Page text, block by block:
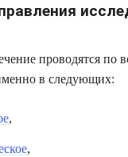
проводятся по
в следующих:
,
,